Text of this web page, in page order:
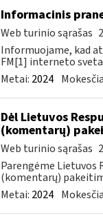
Informacinis
Web turinio sąrašas
Informuojame, kad
FM[1] interneto
Metai: 2024
Dėl Lietuvos
(komentarų)
Web turinio sąrašas
Parengėme
(komentarų)
Metai: 2024